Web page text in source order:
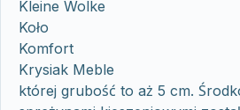
Kleine Wolke
Koło
Komfort
Krysiak Meble
której grubość to aż 5 cm.